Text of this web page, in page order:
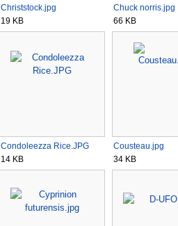
Christstock.jpg
19 KB
Chuck norris.jpg
66 KB
Condoleezza Rice.JPG
14 KB
Cousteau.jpg
34 KB